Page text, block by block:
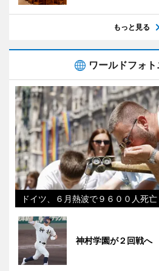
もっと見る
ワールドフォ
ドイツ、６月熱波で９６００人死亡
神村学園が２回戦へ